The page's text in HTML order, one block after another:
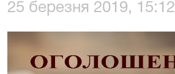
25 березня 2019, 15:12